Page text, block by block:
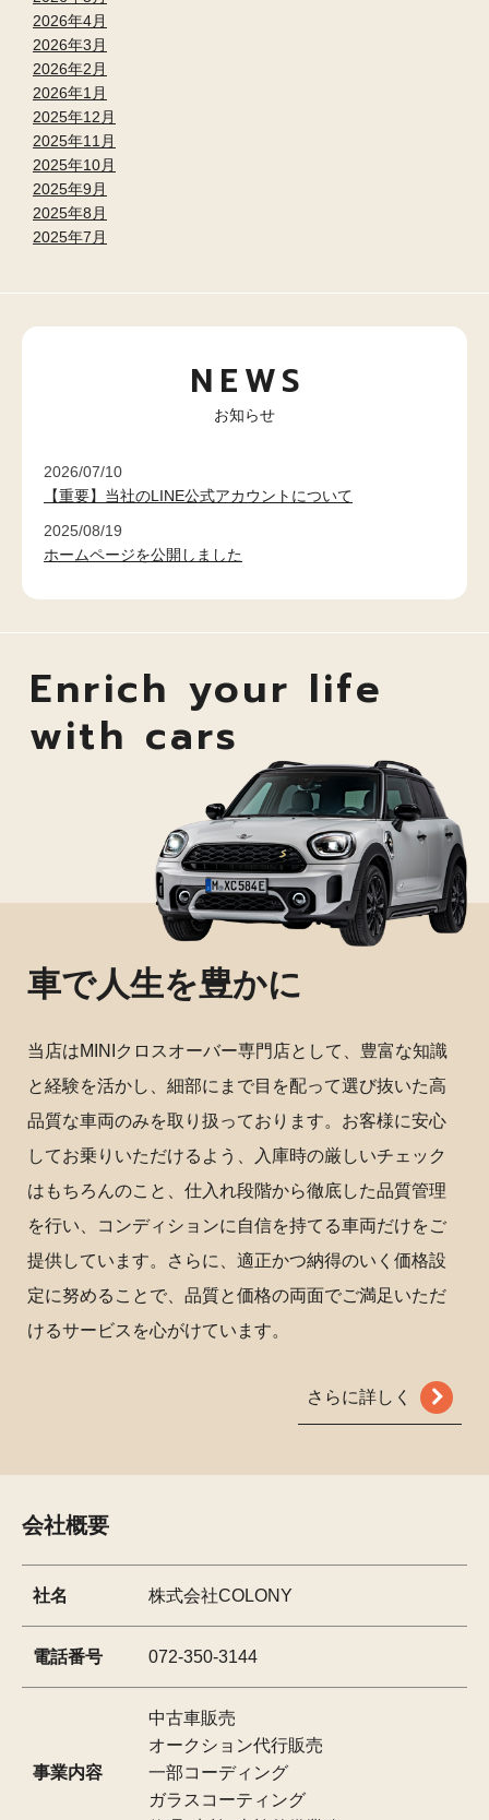
2026年4月
2026年3月
2026年2月
2026年1月
2025年12月
2025年11月
2025年10月
2025年9月
2025年8月
2025年7月
NEWS
お知らせ
2026/07/10
【重要】当社のLINE公式アカウントについて
2025/08/19
ホームページを公開しました
Enrich your life
with cars
車で人生を豊かに
当店はMINIクロスオーバー専門店として、豊富な知識
と経験を活かし、細部にまで目を配って選び抜いた高
品質な車両のみを取り扱っております。お客様に安心
してお乗りいただけるよう、入庫時の厳しいチェック
はもちろんのこと、仕入れ段階から徹底した品質管理
を行い、コンディションに自信を持てる車両だけをご
提供しています。さらに、適正かつ納得のいく価格設
定に努めることで、品質と価格の両面でご満足いただ
けるサービスを心がけています。
さらに詳しく
会社概要
社名 株式会社COLONY
電話番号 072-350-3144
事業内容
中古車販売
オークション代行販売
一部コーディング
ガラスコーティング